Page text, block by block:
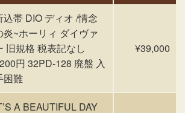
込帯 DIO ディオ /情念
炎~ホーリィ ダイヴァ
旧規格 税表記なし
円 32PD-128 廃盤 入
困難
¥39,000
A BEAUTIFUL DAY